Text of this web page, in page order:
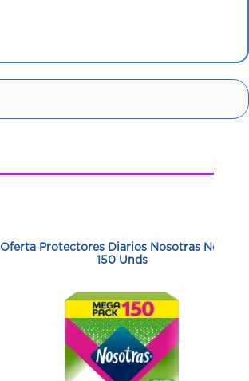
Oferta Protectores Diarios Nosotras Normal
150 Unds